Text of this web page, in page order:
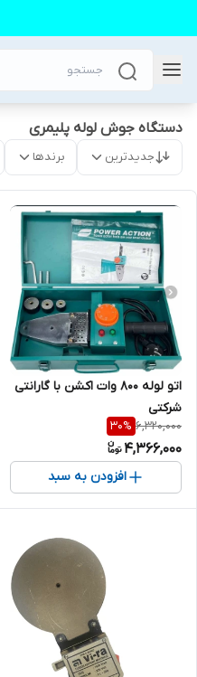
دستگاه جوش لوله پلیمری
جدیدترین برندها
اتو لوله ۸۰۰ وات اکشن با گارانتی
شرکتی
6,320,000
30%
4,366,000
افزودن به سبد